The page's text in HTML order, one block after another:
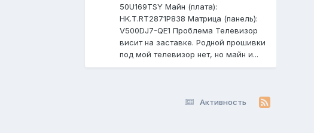
50U169TSY Майн (плата):
HK.T.RT2871P838 Матрица (панель):
V500DJ7-QE1 Проблема Телевизор
висит на заставке. Родной прошивки
под мой телевизор нет, но майн и...
Активность